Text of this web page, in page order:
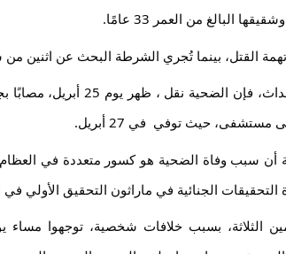
حيث توفي  في 27 أبريل.
الجنائية في ماراثون التحقيق الأولي